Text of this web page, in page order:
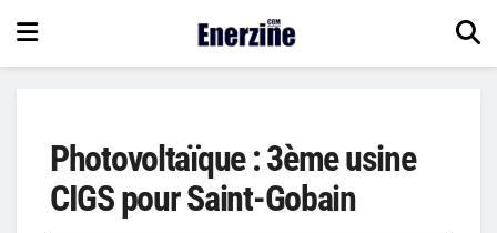
Photovoltaïque : 3ème usine
CIGS pour Saint-Gobain